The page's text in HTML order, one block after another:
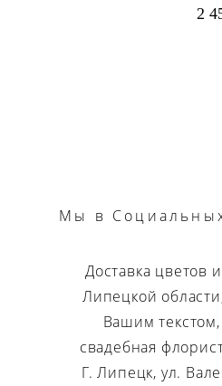
2
Мы в
Доставка цветов
Липецкой
Вашим
свадебная
Г. Липецк, ул.